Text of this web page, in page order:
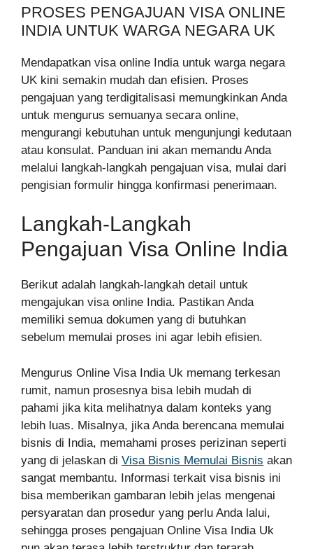
PROSES PENGAJUAN VISA ONLINE
INDIA UNTUK WARGA NEGARA UK
Mendapatkan visa online India untuk warga negara
UK kini semakin mudah dan efisien. Proses
pengajuan yang terdigitalisasi memungkinkan Anda
untuk mengurus semuanya secara online,
mengurangi kebutuhan untuk mengunjungi kedutaan
atau konsulat. Panduan ini akan memandu Anda
melalui langkah-langkah pengajuan visa, mulai dari
pengisian formulir hingga konfirmasi penerimaan.
Langkah-Langkah
Pengajuan Visa Online India
Berikut adalah langkah-langkah detail untuk
mengajukan visa online India. Pastikan Anda
memiliki semua dokumen yang di butuhkan
sebelum memulai proses ini agar lebih efisien.
Mengurus Online Visa India Uk memang terkesan
rumit, namun prosesnya bisa lebih mudah di
pahami jika kita melihatnya dalam konteks yang
lebih luas. Misalnya, jika Anda berencana memulai
bisnis di India, memahami proses perizinan seperti
yang di jelaskan di Visa Bisnis Memulai Bisnis akan
sangat membantu. Informasi terkait visa bisnis ini
bisa memberikan gambaran lebih jelas mengenai
persyaratan dan prosedur yang perlu Anda lalui,
sehingga proses pengajuan Online Visa India Uk